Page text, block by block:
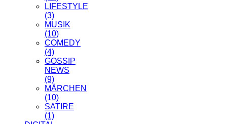
LIFESTYLE
(3)
MUSIK
(10)
COMEDY
(4)
GOSSIP
NEWS
(9)
MÄRCHEN
(10)
SATIRE
(1)